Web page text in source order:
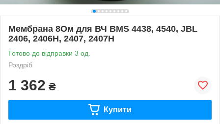
Мембрана 8Ом для ВЧ BMS 4438, 4540, JBL
2406, 2406H, 2407, 2407H
Готово до відправки 3 од.
Роздріб
1 362 ₴
Купити